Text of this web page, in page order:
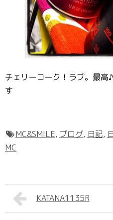
チェリーコーク！ラブ。最高
す
MC&SMILE, ブログ, 日記,
MC
KATANA1135R